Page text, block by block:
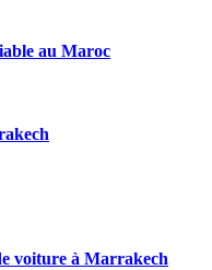
au Maroc
voiture à Marrakech